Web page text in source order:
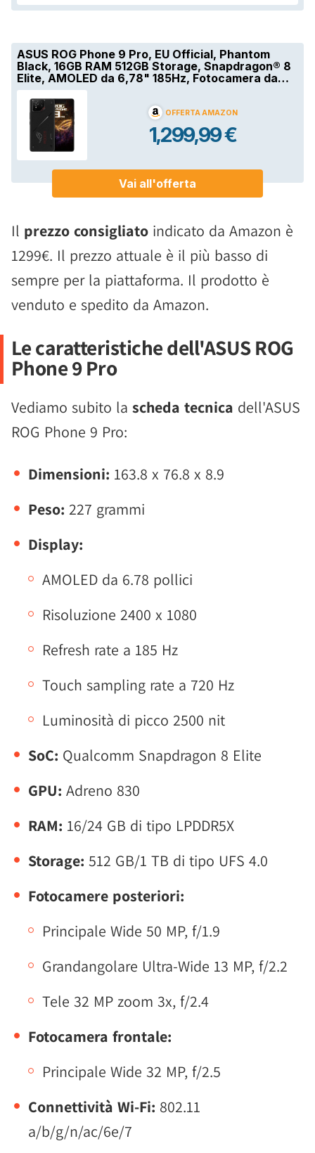
Il prezzo consigliato indicato da Amazon è
1299€. Il prezzo attuale è il più basso di
sempre per la piattaforma. Il prodotto è
venduto e spedito da Amazon.
Le caratteristiche dell'ASUS ROG
Phone 9 Pro
Vediamo subito la scheda tecnica dell'ASUS
ROG Phone 9 Pro:
Dimensioni: 163.8 x 76.8 x 8.9
Peso: 227 grammi
Display:
AMOLED da 6.78 pollici
Risoluzione 2400 x 1080
Refresh rate a 185 Hz
Touch sampling rate a 720 Hz
Luminosità di picco 2500 nit
SoC: Qualcomm Snapdragon 8 Elite
GPU: Adreno 830
RAM: 16/24 GB di tipo LPDDR5X
Storage: 512 GB/1 TB di tipo UFS 4.0
Fotocamere posteriori:
Principale Wide 50 MP, f/1.9
Grandangolare Ultra-Wide 13 MP, f/2.2
Tele 32 MP zoom 3x, f/2.4
Fotocamera frontale:
Principale Wide 32 MP, f/2.5
Connettività Wi-Fi: 802.11
a/b/g/n/ac/6e/7